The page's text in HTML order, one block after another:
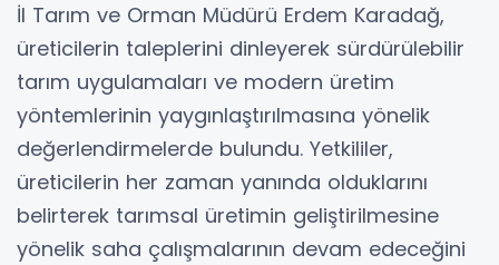
İl Tarım ve Orman Müdürü Erdem Karadağ,
üreticilerin taleplerini dinleyerek sürdürülebilir
tarım uygulamaları ve modern üretim
yöntemlerinin yaygınlaştırılmasına yönelik
değerlendirmelerde bulundu. Yetkililer,
üreticilerin her zaman yanında olduklarını
belirterek tarımsal üretimin geliştirilmesine
yönelik saha çalışmalarının devam edeceğini